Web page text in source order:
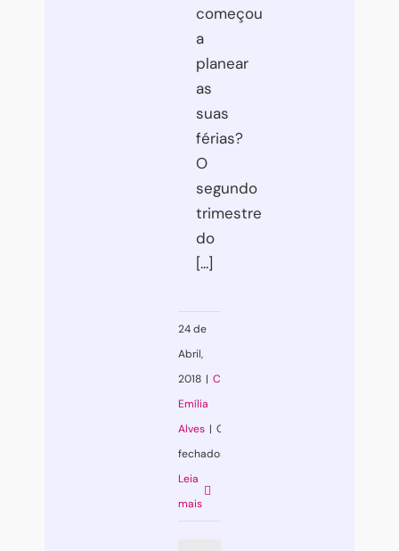
começou
a
planear
as
suas
férias?
O
segundo
trimestre
do
[...]
24 de
Abril,
2018 | Coaching
Emília
Alves | Comentários
fechados
em
Poupe-
Leia
mais